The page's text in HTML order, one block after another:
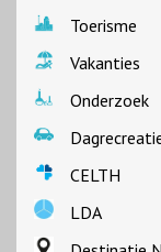
Toerisme
Vakanties
Onderzoek
CELTH
LDA